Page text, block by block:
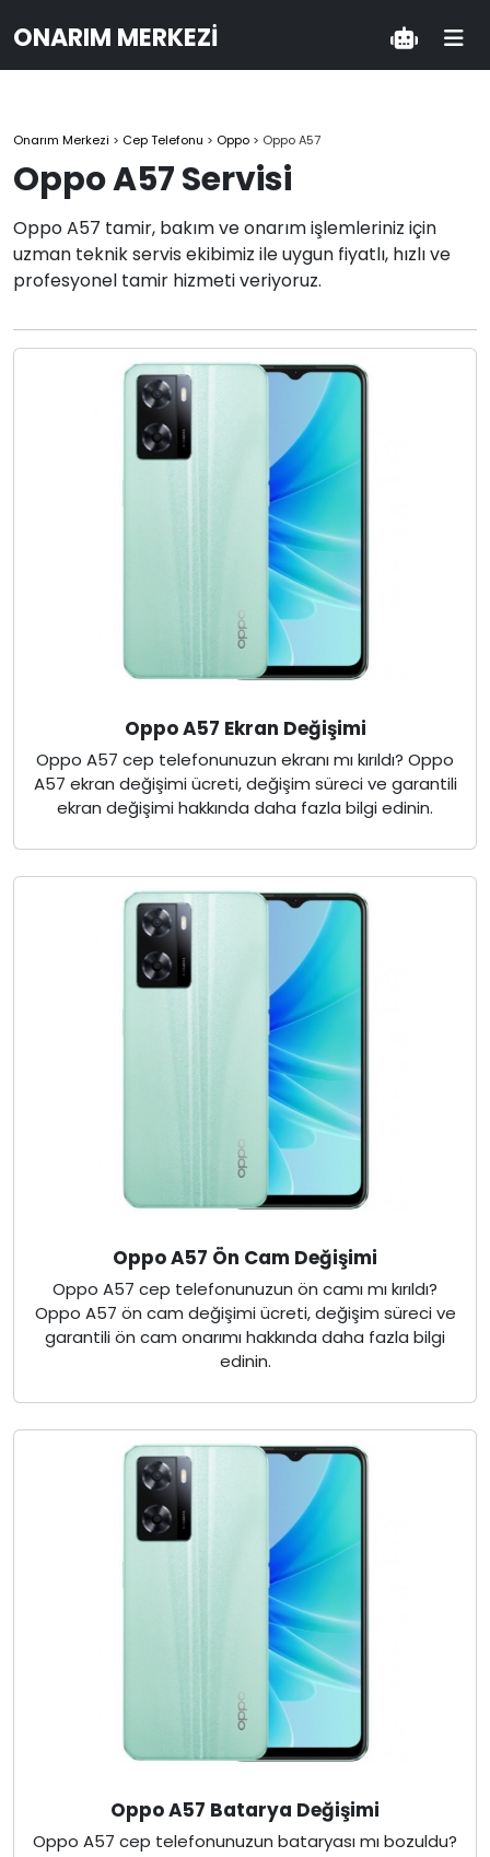
ONARIM MERKEZI
Onarım Merkezi > Cep Telefonu > Oppo > Oppo A57
Oppo A57 Servisi
Oppo A57 tamir, bakım ve onarım işlemleriniz için
uzman teknik servis ekibimiz ile uygun fiyatlı, hızlı ve
profesyonel tamir hizmeti veriyoruz.
Oppo A57 Ekran Değişimi
Oppo A57 cep telefonunuzun ekranı mı kırıldı? Oppo
A57 ekran değişimi ücreti, değişim süreci ve garantili
ekran değişimi hakkında daha fazla bilgi edinin.
Oppo A57 Ön Cam Değişimi
Oppo A57 cep telefonunuzun ön camı mı kırıldı?
Oppo A57 ön cam değişimi ücreti, değişim süreci ve
garantili ön cam onarımı hakkında daha fazla bilgi
edinin.
Oppo A57 Batarya Değişimi
Oppo A57 cep telefonunuzun bataryası mı bozuldu?